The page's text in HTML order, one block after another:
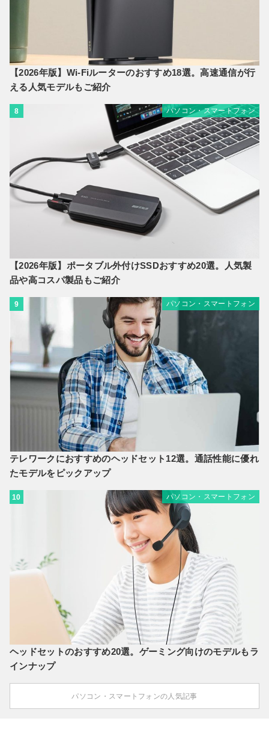
【2026年版】Wi-Fiルーターのおすすめ18選。高速通信が行
える人気モデルもご紹介
8 パソコン・スマートフォン
【2026年版】ポータブル外付けSSDおすすめ20選。人気製
品や高コスパ製品もご紹介
9 パソコン・スマートフォン
テレワークにおすすめのヘッドセット12選。通話性能に優れ
たモデルをピックアップ
10 パソコン・スマートフォン
ヘッドセットのおすすめ20選。ゲーミング向けのモデルもラ
インナップ
パソコン・スマートフォンの人気記事